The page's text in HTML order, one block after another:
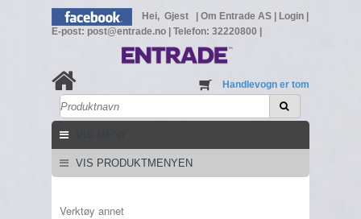
Hei, Gjest Om Entrade AS Login
E-post: post@entrade.no
Telefon: 32220800
Handlevogn er tom
VIS PRODUKTMENYEN
Verktøy annet